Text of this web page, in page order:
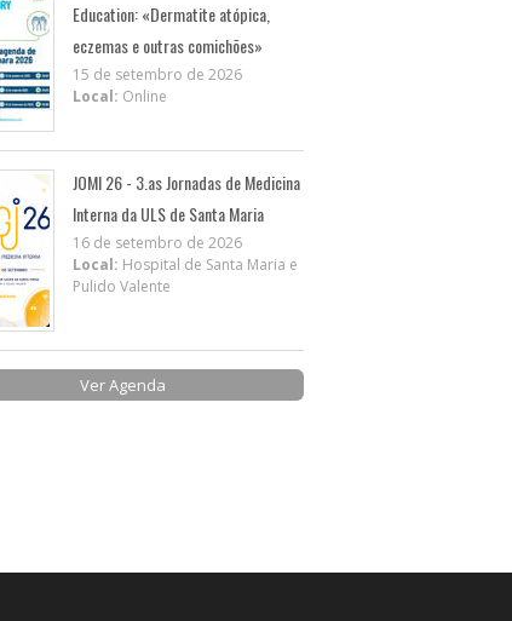
Education: «Dermatite atópica,
eczemas e outras comichões»
15 de setembro de 2026
Local: Online
JOMI 26 - 3.as Jornadas de Medicina
Interna da ULS de Santa Maria
16 de setembro de 2026
Local: Hospital de Santa Maria e
Pulido Valente
Ver Agenda